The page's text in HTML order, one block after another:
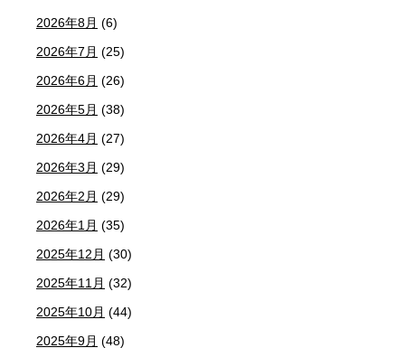
2026年8月 (6)
2026年7月 (25)
2026年6月 (26)
2026年5月 (38)
2026年4月 (27)
2026年3月 (29)
2026年2月 (29)
2026年1月 (35)
2025年12月 (30)
2025年11月 (32)
2025年10月 (44)
2025年9月 (48)